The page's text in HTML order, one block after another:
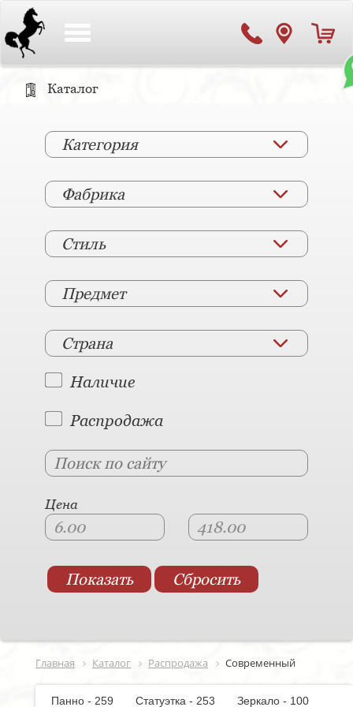
Каталог
Категория
Фабрика
Стиль
Предмет
Страна
Наличие
Распродажа
Цена
Главная Каталог Распродажа Современный
Панно - 259 Статуэтка - 253
Зеркало - 100